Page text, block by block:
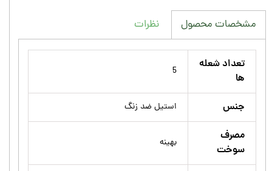
مشخصات محصول نظرات
تعداد شعله
ها
5
جنس استیل ضد زنگ
مصرف
سوخت
بهینه